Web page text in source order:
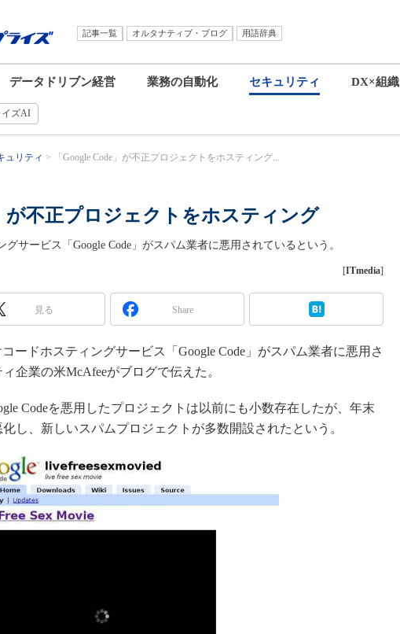
記事一覧 オルタナティブ・ブログ
用語辞典
データドリブン経営 業務の自動化 セキュリティ DX×組織
イズAI
ュリティ 「Google Code」が不正プロジェクトをホスティング...
が不正プロジェクトをホスティング
グサービス「Google Code」がスパム業者に悪用されているという。
[ITmedia]
見る Share
ードホスティングサービス「Google Code」がスパム業者に悪用さ
企業の米McAfeeがブログで伝えた。
Codeを悪用したプロジェクトは以前にも小数存在したが、年末
し、新しいスパムプロジェクトが多数開設されたという。